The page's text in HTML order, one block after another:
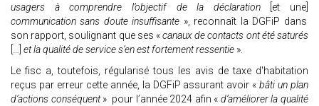
usagers à comprendre l’objectif de la déclaration[et une]
communication sans doute insuffisante », reconnaît la DGFiP dans
son rapport, soulignant que ses «canaux de contacts ont été saturés
[…] et la qualité de service s’en est fortement ressentie ».
Le fisc a, toutefois, régularisé tous les avis de taxe d'habitation
reçus par erreur cette année, la DGFiP assurant avoir « bâti un plan
d’actions conséquent» pour l’année 2024 afin « d’améliorer la qualité